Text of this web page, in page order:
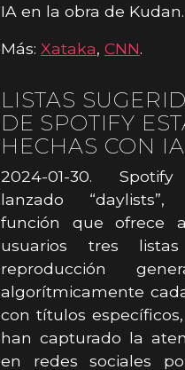
IA en la obra de Kudan.
Más: Xataka, CNN.
LISTAS
DE SPOTIFY
HECHAS CON IA
2024-01-30.
lanzado “daylists”,
función que ofrece
usuarios tres
reproducción
algorítmicamente
con títulos
han capturado la
en redes sociales